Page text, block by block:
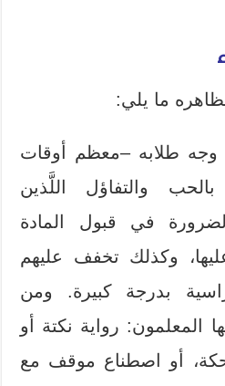
ما يلي:
وجه طلابه –معظم أوقات
والتفاؤل اللَّذين
في قبول المادة
عليها، وكذلك تخفف عليهم
بدرجة كبيرة. ومن
المعلمون: رواية نكتة أو
أو اصطناع موقف مع